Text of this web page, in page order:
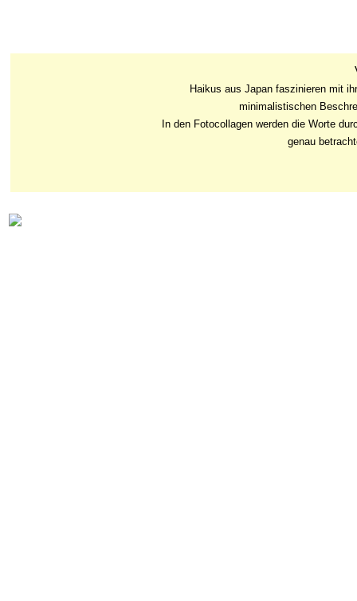
Haikus aus Japan faszinieren mit
minimalistischen
In den Fotocollagen werden die Worte
genau